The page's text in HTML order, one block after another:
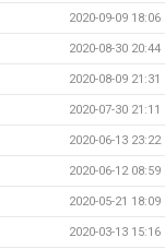
2020-09-09 18:06
2020-08-30 20:44
2020-08-09 21:31
2020-07-30 21:11
2020-06-13 23:22
2020-06-12 08:59
2020-05-21 18:09
2020-03-13 15:16